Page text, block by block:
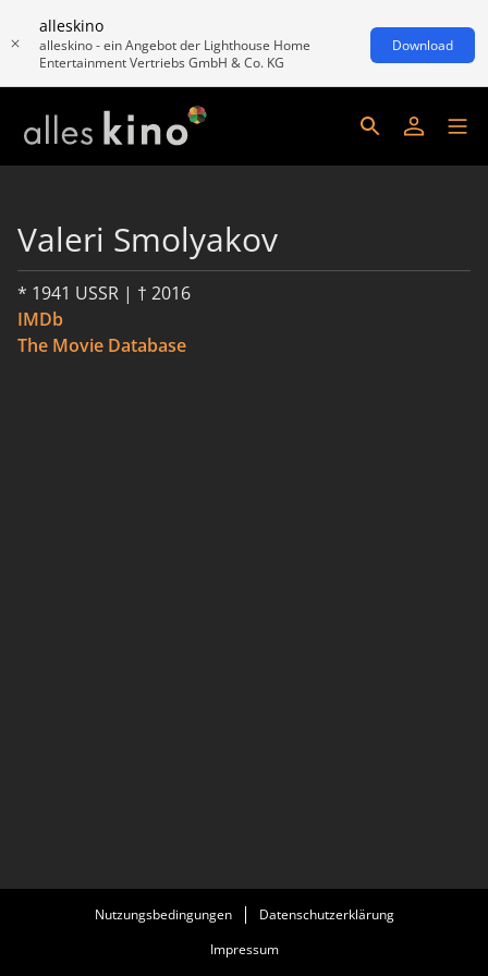
alleskino
alleskino - ein Angebot der Lighthouse Home
Entertainment Vertriebs GmbH & Co. KG
Download
Valeri Smolyakov
* 1941 USSR | † 2016
IMDb
The Movie Database
Nutzungsbedingungen
Datenschutzerklärung
Impressum